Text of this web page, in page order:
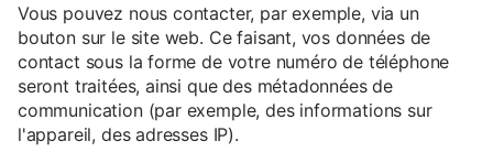
Vous pouvez nous contacter, par exemple, via un
bouton sur le site web. Ce faisant, vos données de
contact sous la forme de votre numéro de téléphone
seront traitées, ainsi que des métadonnées de
communication (par exemple, des informations sur
l'appareil, des adresses IP).